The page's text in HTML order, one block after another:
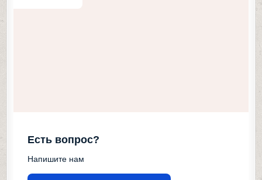
Есть вопрос?
Напишите нам